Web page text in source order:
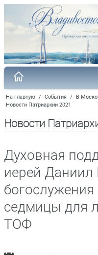
На главную / События / В
Новости Патриархии 2021
Новости
Духовная
иерей Даниил
седмицы для
ТОФ